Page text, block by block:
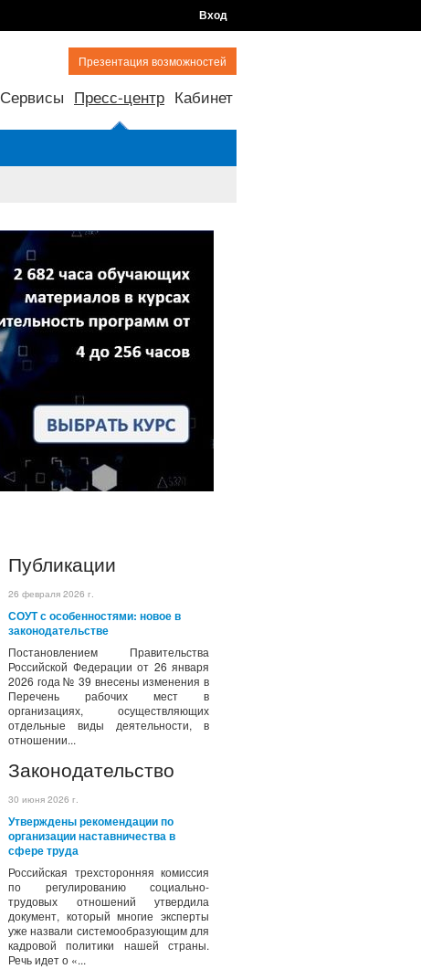
Вход
Презентация возможностей
Сервисы Пресс-центр Кабинет
Публикации
26 февраля 2026 г.
СОУТ с особенностями: новое в
законодательстве
Постановлением Правительства
Российской Федерации от 26 января
2026 года № 39 внесены изменения в
Перечень рабочих мест в
организациях, осуществляющих
отдельные виды деятельности, в
отношении...
Законодательство
30 июня 2026 г.
Утверждены рекомендации по
организации наставничества в
сфере труда
Российская трехсторонняя комиссия
по регулированию социально-
трудовых отношений утвердила
документ, который многие эксперты
уже назвали системообразующим для
кадровой политики нашей страны.
Речь идет о «...